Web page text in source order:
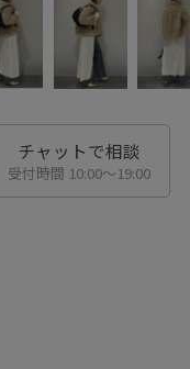
チャットで相談
受付時間 10:00〜19:00